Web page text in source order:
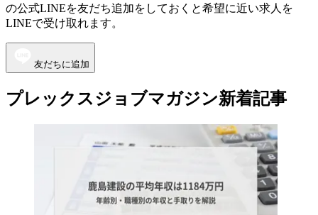
の公式LINEを友だち追加をしておくと希望に近い求人を
LINEで受け取れます。
友だちに追加
プレックスジョブマガジン新着記事